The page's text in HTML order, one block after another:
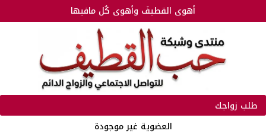
أهوى القطيفَ وأهوى كُل مافيها
طلب زواجك
العضوية غير موجودة